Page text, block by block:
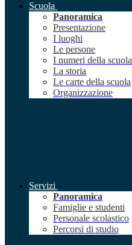
Scuola
Panoramica
Presentazione
I luoghi
Le persone
I numeri della scuola
La storia
Le carte della scuola
Organizzazione
Servizi
Panoramica
Famiglie e studenti
Personale scolastico
Percorsi di studio